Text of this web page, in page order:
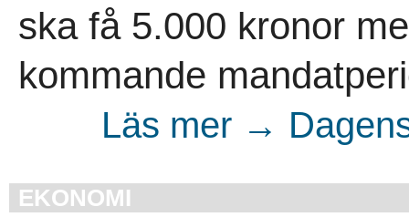
ska få 5.000 kronor
kommande
Läs mer →
EKONOMI